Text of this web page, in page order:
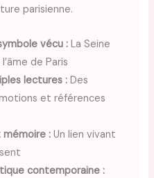
parisienne.
vécu :La Seine
de Paris
lectures :Des
et références
:Un lien vivant
contemporaine :